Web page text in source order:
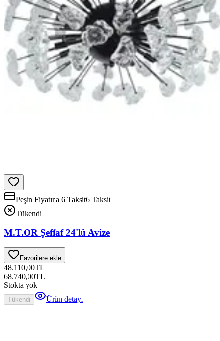
Peşin Fiyatına 6 Taksit6 Taksit
Tükendi
M.T.OR Şeffaf 24'lü Avize
Favorilere ekle
48.110,00TL
68.740,00TL
Stokta yok
Tükendi Ürün detayı